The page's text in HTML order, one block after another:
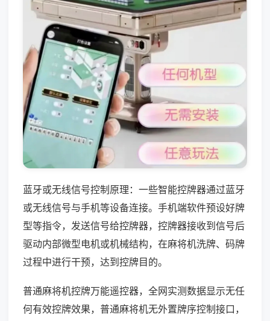
蓝牙或无线信号控制原理：一些智能控牌器通过蓝牙
或无线信号与手机等设备连接。手机端软件预设好牌
型等指令，发送信号给控牌器，控牌器接收到信号后
驱动内部微型电机或机械结构，在麻将机洗牌、码牌
过程中进行干预，达到控牌目的。
普通麻将机控牌万能遥控器，全网实测数据显示无任
何有效控牌效果，普通麻将机无外置牌序控制接口，